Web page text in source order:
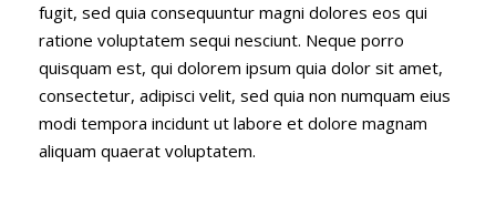
fugit, sed quia consequuntur magni dolores eos qui
ratione voluptatem sequi nesciunt. Neque porro
quisquam est, qui dolorem ipsum quia dolor sit amet,
consectetur, adipisci velit, sed quia non numquam eius
modi tempora incidunt ut labore et dolore magnam
aliquam quaerat voluptatem.